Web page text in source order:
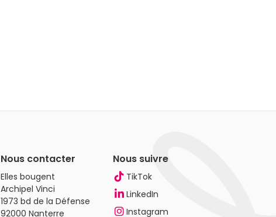
Nous contacter
Elles bougent
Archipel Vinci
1973 bd de la Défense
92000 Nanterre
Nous suivre
TikTok
LinkedIn
Instagram